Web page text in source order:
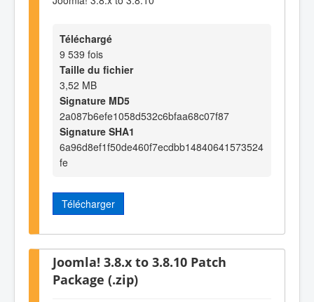
Téléchargé
9 539 fois
Taille du fichier
3,52 MB
Signature MD5
2a087b6efe1058d532c6bfaa68c07f87
Signature SHA1
6a96d8ef1f50de460f7ecdbb14840641573524
fe
Télécharger
Joomla! 3.8.x to 3.8.10 Patch
Package (.zip)